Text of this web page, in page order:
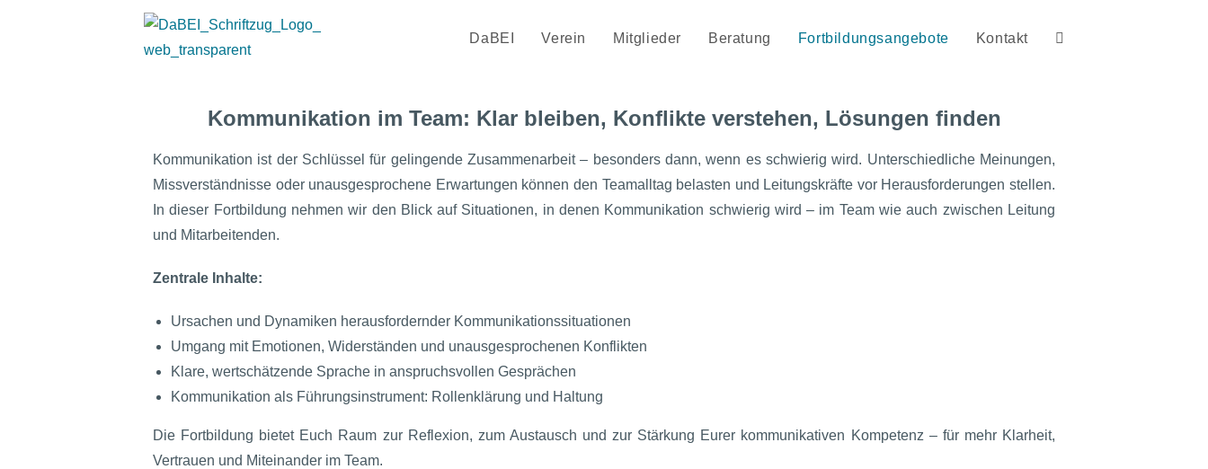
DaBEI Verein Mitglieder Beratung Fortbildungsangebote Kontakt
Kommunikation im Team: Klar bleiben, Konflikte verstehen, Lösungen finden
Kommunikation ist der Schlüssel für gelingende Zusammenarbeit – besonders dann, wenn es schwierig wird. Unterschiedliche Meinungen,
Missverständnisse oder unausgesprochene Erwartungen können den Teamalltag belasten und Leitungskräfte vor Herausforderungen stellen.
In dieser Fortbildung nehmen wir den Blick auf Situationen, in denen Kommunikation schwierig wird – im Team wie auch zwischen Leitung
und Mitarbeitenden.
Zentrale Inhalte:
Ursachen und Dynamiken herausfordernder Kommunikationssituationen
Umgang mit Emotionen, Widerständen und unausgesprochenen Konflikten
Klare, wertschätzende Sprache in anspruchsvollen Gesprächen
Kommunikation als Führungsinstrument: Rollenklärung und Haltung
Die Fortbildung bietet Euch Raum zur Reflexion, zum Austausch und zur Stärkung Eurer kommunikativen Kompetenz – für mehr Klarheit,
Vertrauen und Miteinander im Team.